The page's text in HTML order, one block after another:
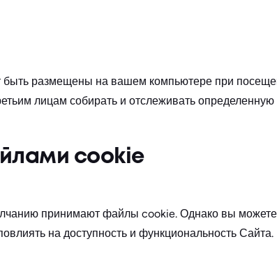
быть размещены на вашем компьютере при
лицам собирать и отслеживать
cookie
принимают файлы cookie. Однако вы
на доступность и функциональность Сайта.